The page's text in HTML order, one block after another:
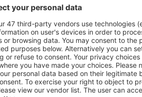
Tarif maxim
prețuri avantajoase în newsletter-ul
am furnizat-o.